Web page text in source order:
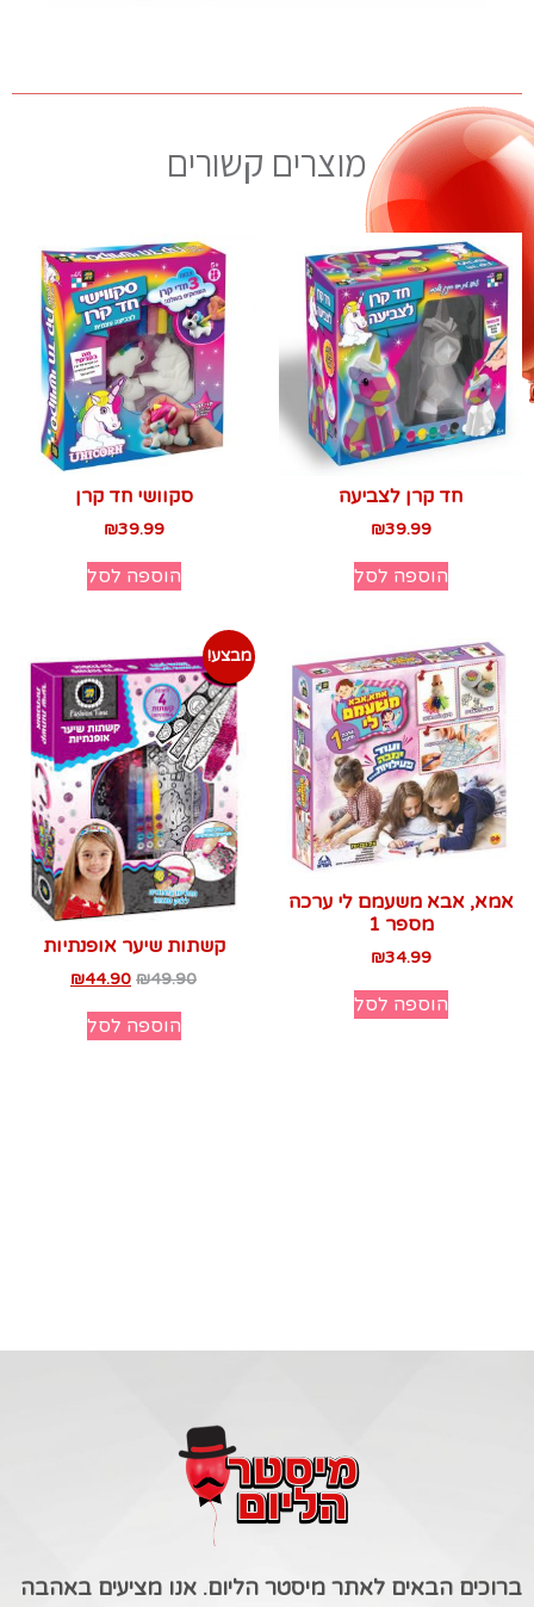
מוצרים קשורים
חד קרן לצביעה
₪39.99
הוספה לסל
סקוושי חד קרן
₪39.99
הוספה לסל
אמא, אבא משעמם לי ערכה
מספר 1
₪34.99
הוספה לסל
מבצע!
קשתות שיער אופנתיות
₪49.90
₪44.90
הוספה לסל
ברוכים הבאים לאתר מיסטר הליום. אנו מציעים באהבה